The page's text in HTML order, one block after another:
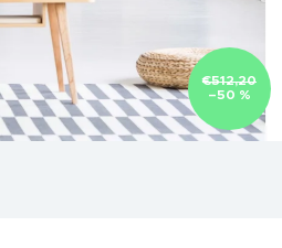
€512,20
–50 %